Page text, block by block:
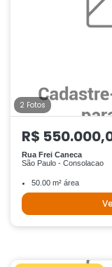
2 Fotos
R$
Rua Frei Caneca
São Paulo - Consolacao
50.00 m² área